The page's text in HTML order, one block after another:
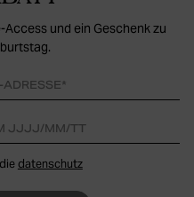
und ein Geschenk zu
datenschutz